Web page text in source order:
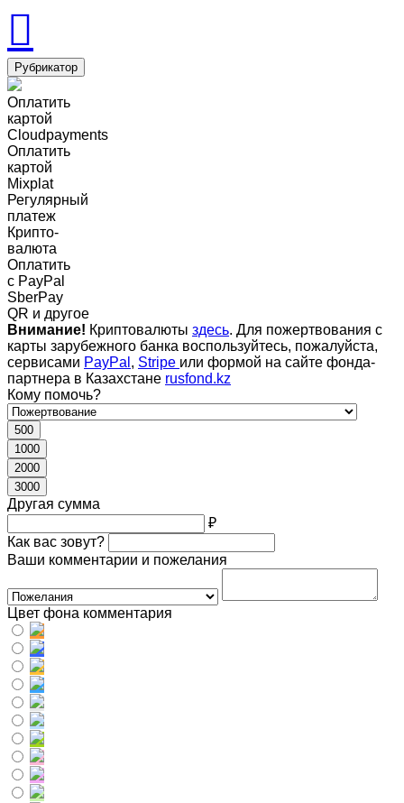
Рубрикатор
Оплатить
картой
Cloudpayments
Оплатить
картой
Mixplat
Регулярный
платеж
Крипто-
валюта
Оплатить
c PayPal
SberPay
QR и другое
Внимание! Криптовалюты здесь. Для пожертвования с
карты зарубежного банка воспользуйтесь, пожалуйста,
сервисами PayPal , Stripe или формой на сайте фонда-
партнера в Казахстане rusfond.kz
Кому помочь?
500
1000
2000
3000
Другая сумма
₽
Как вас зовут?
Ваши комментарии и пожелания
Цвет фона комментария